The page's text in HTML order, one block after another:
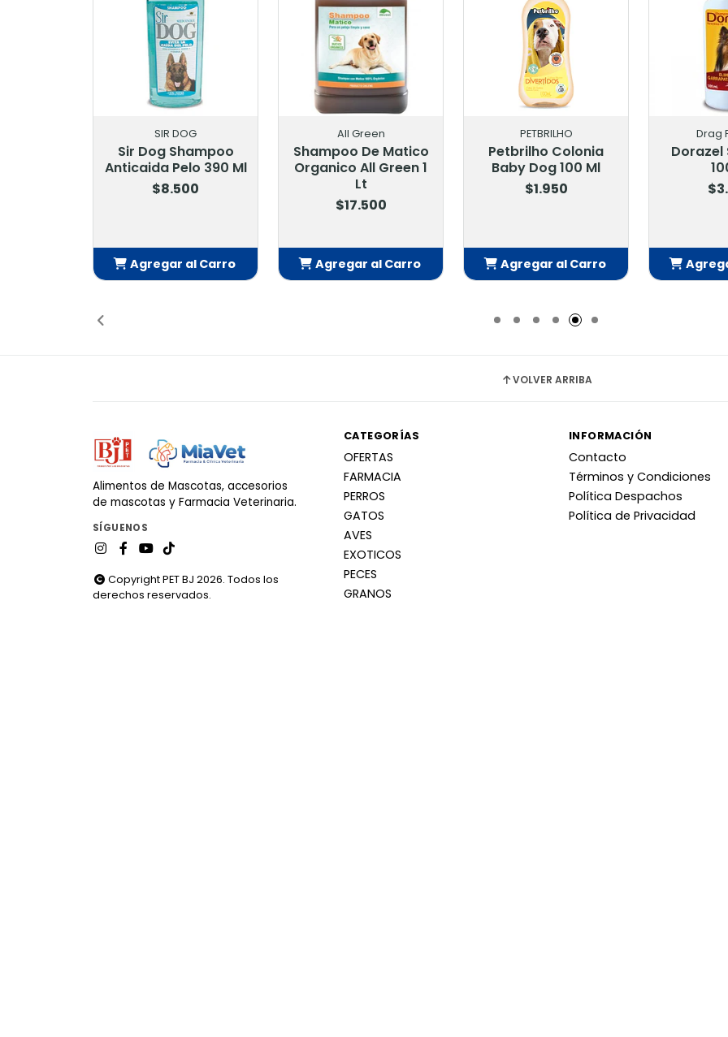
All Green
Shampoo De Matico
Organico All Green 1
Agregar al Carro
PETBRILHO
Petbrilho Colonia
Baby Dog 100 Ml
Agregar al Carro
Drag Pharma
Dorazel Shampoo
100 Ml
$3.400
Agregar al Carro
VOLVER ARRIBA
Alimentos de Mascotas, accesorios
de mascotas y Farmacia Veterinaria.
SÍGUENOS
Copyright PET BJ 2026. Todos los
derechos reservados.
CATEGORÍAS
OFERTAS
FARMACIA
PERROS
GATOS
AVES
EXOTICOS
PECES
GRANOS
INFORMACIÓN
Contacto
Términos y Condiciones
Política Despachos
Política de Privacidad